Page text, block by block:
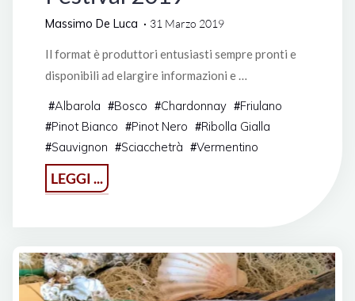
Massimo De Luca 31 Marzo 2019
Il format è produttori entusiasti sempre pronti e
disponibili ad elargire informazioni e …
#Albarola #Bosco #Chardonnay #Friulano
#Pinot Bianco #Pinot Nero #Ribolla Gialla
#Sauvignon #Sciacchetrà #Vermentino
LEGGI ...
Levante
2019"